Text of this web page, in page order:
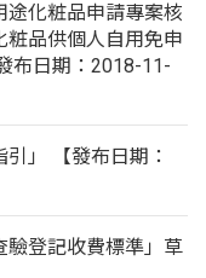
途化粧品申請專案核
品供個人自用免申
布日期：2018-11-
」 【發布日期：
驗登記收費標準」草